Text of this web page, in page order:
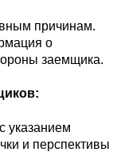
причинам.
о
заемщика.
указанием
и перспективы